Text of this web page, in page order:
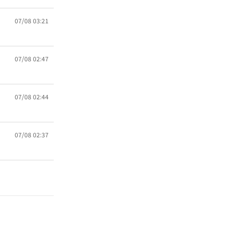
07/08 03:21
07/08 02:47
07/08 02:44
07/08 02:37